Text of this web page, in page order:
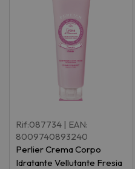
Rif:087734 | EAN:
8009740893240
Perlier Crema Corpo
Idratante Vellutante Fresia